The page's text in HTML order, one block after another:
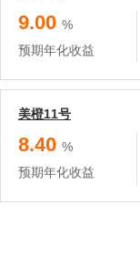
9.00 %
预期年化收益
美橙11号
8.40 %
预期年化收益